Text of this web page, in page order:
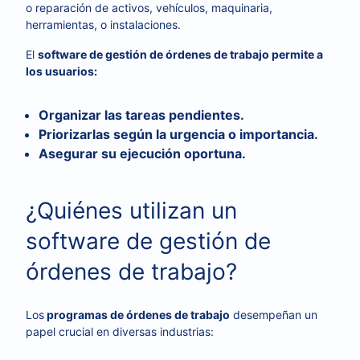
o reparación de activos, vehículos, maquinaria,
herramientas, o instalaciones.
El software de gestión de órdenes de trabajo permite a
los usuarios:
Organizar las tareas pendientes.
Priorizarlas según la urgencia o importancia.
Asegurar su ejecución oportuna.
¿Quiénes utilizan un
software de gestión de
órdenes de trabajo?
Losprogramas de órdenes de trabajo desempeñan un
papel crucial en diversas industrias: